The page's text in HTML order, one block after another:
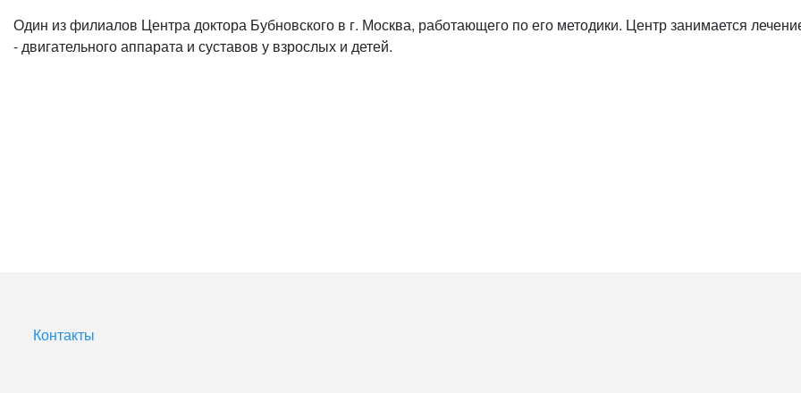
Один из филиалов Центра доктора Бубновского в г. Москва, работающего по его методики. Центр занимается
- двигательного аппарата и суставов у взрослых и детей.
Контакты